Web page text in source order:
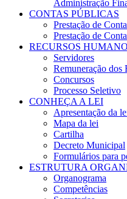
Administração
CONTAS PÚBLICAS
Prestação de
Prestação de
RECURSOS
Servidores
Remuneração dos
Concursos
Processo Seletivo
CONHEÇA A LEI
Apresentação da
Mapa da lei
Cartilha
Decreto Municipal
Formulários para
ESTRUTURA
Organograma
Competências